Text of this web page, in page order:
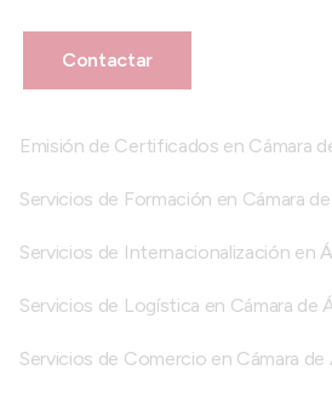
Contactar
Emisión de Certificados en Cámara
Servicios de Formación en Cámara
Servicios de Internacionalización en
Servicios de Logística en Cámara de
Servicios de Comercio en Cámara de